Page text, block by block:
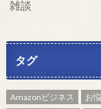
雑談
タグ
Amazonビジネス お